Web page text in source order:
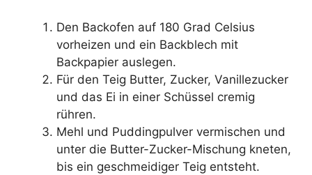
Den Backofen auf 180 Grad Celsius
vorheizen und ein Backblech mit
Backpapier auslegen.
Für den Teig Butter, Zucker, Vanillezucker
und das Ei in einer Schüssel cremig
rühren.
Mehl und Puddingpulver vermischen und
unter die Butter-Zucker-Mischung kneten,
bis ein geschmeidiger Teig entsteht.